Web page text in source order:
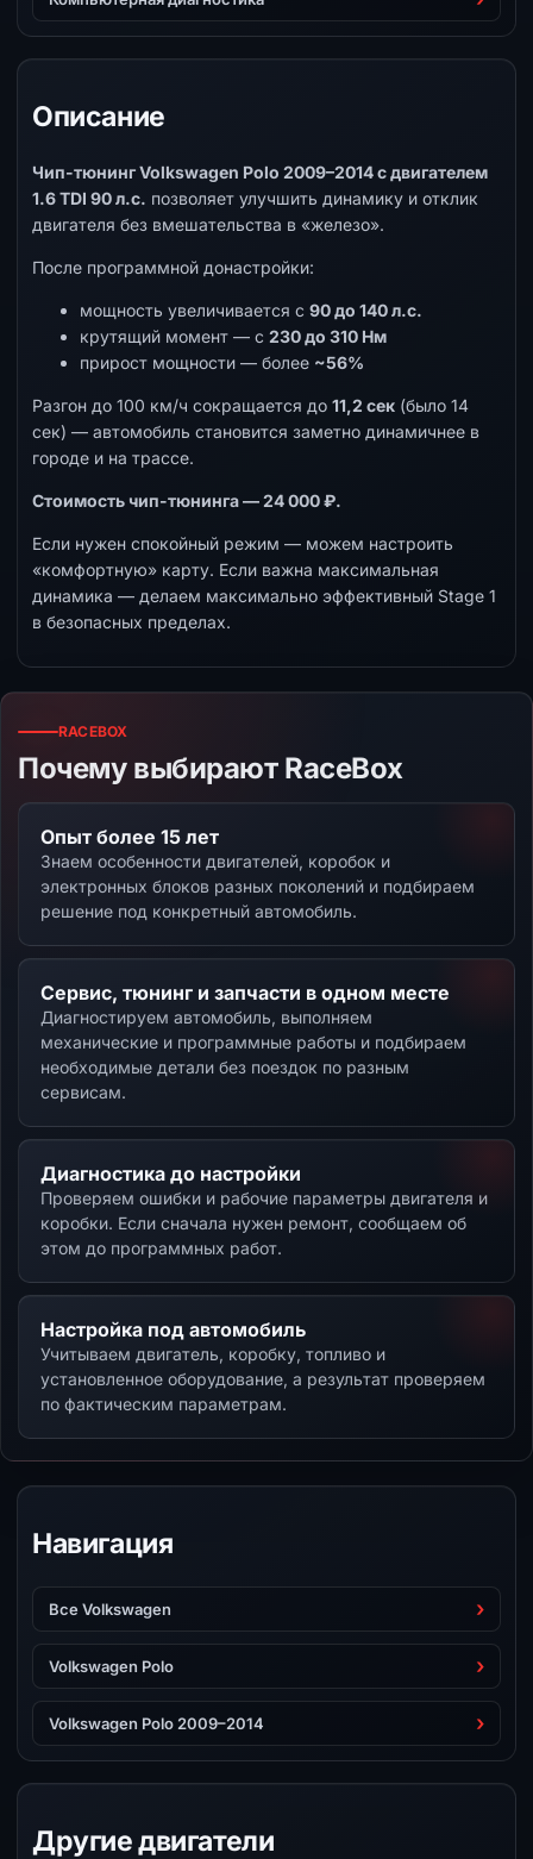
Описание
Чип-тюнинг Volkswagen Polo 2009–2014 с двигателем
1.6 TDI 90 л.с. позволяет улучшить динамику и отклик
двигателя без вмешательства в «железо».
После программной донастройки:
мощность увеличивается с 90 до 140 л.с.
крутящий момент — с 230 до 310 Нм
прирост мощности — более ~56%
Разгон до 100 км/ч сокращается до 11,2 сек (было 14
сек) — автомобиль становится заметно динамичнее в
городе и на трассе.
Стоимость чип-тюнинга — 24 000 ₽.
Если нужен спокойный режим — можем настроить
«комфортную» карту. Если важна максимальная
динамика — делаем максимально эффективный Stage 1
в безопасных пределах.
RACEBOX
Почему выбирают RaceBox
Опыт более 15 лет
Знаем особенности двигателей, коробок и
электронных блоков разных поколений и подбираем
решение под конкретный автомобиль.
Сервис, тюнинг и запчасти в одном месте
Диагностируем автомобиль, выполняем
механические и программные работы и подбираем
необходимые детали без поездок по разным
сервисам.
Диагностика до настройки
Проверяем ошибки и рабочие параметры двигателя и
коробки. Если сначала нужен ремонт, сообщаем об
этом до программных работ.
Настройка под автомобиль
Учитываем двигатель, коробку, топливо и
установленное оборудование, а результат проверяем
по фактическим параметрам.
Навигация
Все Volkswagen
Volkswagen Polo
Volkswagen Polo 2009–2014
Другие двигатели